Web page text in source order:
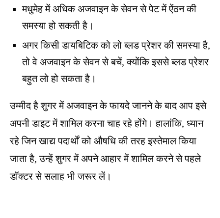
मधुमेह में अधिक अजवाइन के सेवन से पेट में ऐंठन की
समस्या हो सकती है।
अगर किसी डायबिटिक को लो ब्लड प्रेशर की समस्या है,
तो वे अजवाइन के सेवन से बचें, क्योंकि इससे ब्लड प्रेशर
बहुत लो हो सकता है।
उम्मीद है शुगर में अजवाइन के फायदे जानने के बाद आप इसे
अपनी डाइट में शामिल करना चाह रहे होंगे। हालांकि, ध्यान
रहे जिन खाद्य पदार्थों को औषधि की तरह इस्तेमाल किया
जाता है, उन्हें शुगर में अपने आहार में शामिल करने से पहले
डॉक्टर से सलाह भी जरूर लें।